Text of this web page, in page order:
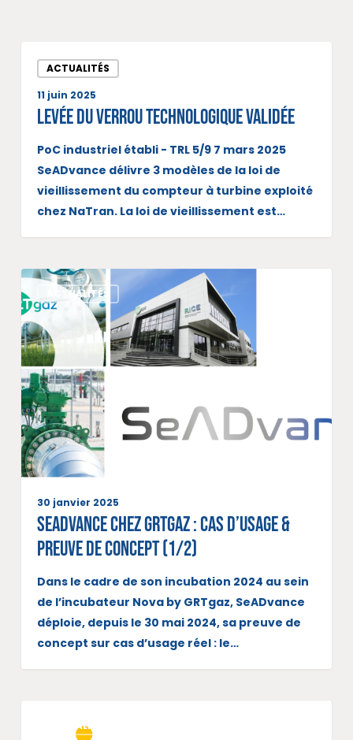
ACTUALITÉS
11 juin 2025
Levée du verrou technologique validée
PoC industriel établi - TRL 5/9 7 mars 2025
SeADvance délivre 3 modèles de la loi de
vieillissement du compteur à turbine exploité
chez NaTran. La loi de vieillissement est…
ACTUALITÉS
30 janvier 2025
SeADvance chez GRTgaz : Cas d’usage &
Preuve de concept (1/2)
Dans le cadre de son incubation 2024 au sein
de l’incubateur Nova by GRTgaz, SeADvance
déploie, depuis le 30 mai 2024, sa preuve de
concept sur cas d’usage réel : le…
ACTUALITÉS